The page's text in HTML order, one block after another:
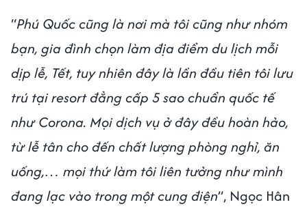
“Phú Quốc cũng là nơi mà tôi cũng như nhóm
bạn, gia đình chọn làm địa điểm du lịch mỗi
dịp lễ, Tết, tuy nhiên đây là lần đầu tiên tôi lưu
trú tại resort đẳng cấp 5 sao chuẩn quốc tế
như Corona. Mọi dịch vụ ở đây đều hoàn hảo,
từ lễ tân cho đến chất lượng phòng nghỉ, ăn
uống,… mọi thứ làm tôi liên tưởng như mình
đang lạc vào trong một cung điện”, Ngọc Hân